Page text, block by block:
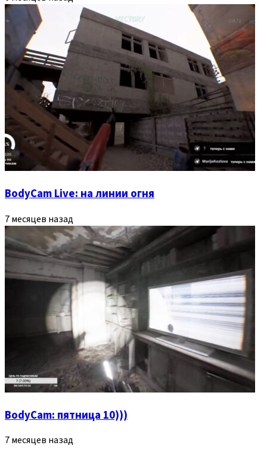
BodyCam Live: на линии огня
7 месяцев назад
BodyCam: пятница 10)))
7 месяцев назад